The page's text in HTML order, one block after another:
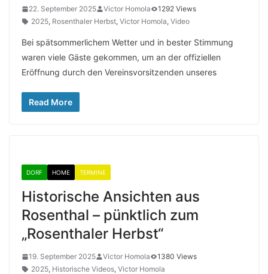
22. September 2025 Victor Homola
1292 Views
2025, Rosenthaler Herbst, Victor Homola, Video
Bei spätsommerlichem Wetter und in bester Stimmung
waren viele Gäste gekommen, um an der offiziellen
Eröffnung durch den Vereinsvorsitzenden unseres
Read More
DORF HOME TERMINE
Historische Ansichten aus
Rosenthal – pünktlich zum
„Rosenthaler Herbst“
19. September 2025 Victor Homola
1380 Views
2025, Historische Videos, Victor Homola